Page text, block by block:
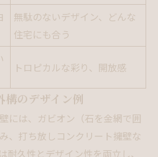
無駄のないデザイン、どんな
住宅にも合う
トロピカルな彩り、開放感
構のデザイン例
には、ガビオン（石を金網で囲
、打ち放しコンクリート擁壁な
耐久性とデザイン性を両立し、